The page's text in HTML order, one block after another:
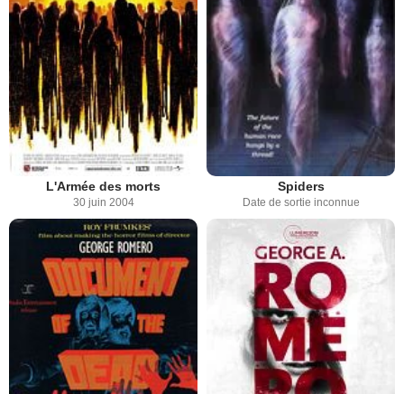
L'Armée des morts
30 juin 2004
Spiders
Date de sortie inconnue